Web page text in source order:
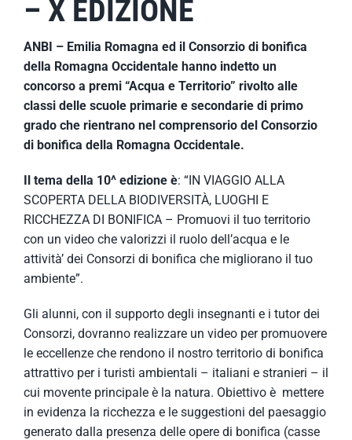
– X EDIZIONE
ANBI – Emilia Romagna ed il Consorzio di bonifica
della Romagna Occidentale hanno indetto un
concorso a premi “Acqua e Territorio” rivolto alle
classi delle scuole primarie e secondarie di primo
grado che rientrano nel comprensorio del Consorzio
di bonifica della Romagna Occidentale.
Il tema della 10^ edizione è: “IN VIAGGIO ALLA
SCOPERTA DELLA BIODIVERSITÀ, LUOGHI E
RICCHEZZA DI BONIFICA – Promuovi il tuo territorio
con un video che valorizzi il ruolo dell’acqua e le
attività’ dei Consorzi di bonifica che migliorano il tuo
ambiente”.
Gli alunni, con il supporto degli insegnanti e i tutor dei
Consorzi, dovranno realizzare un video per promuovere
le eccellenze che rendono il nostro territorio di bonifica
attrattivo per i turisti ambientali – italiani e stranieri – il
cui movente principale è la natura. Obiettivo è mettere
in evidenza la ricchezza e le suggestioni del paesaggio
generato dalla presenza delle opere di bonifica (casse